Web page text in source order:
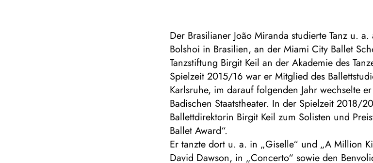
Der Brasilianer João Miranda studierte Tanz u.
Bolshoi in Brasilien, an der Miami City Ballet
Tanzstiftung Birgit Keil an der Akademie des
Spielzeit 2015/16 war er Mitglied des
Karlsruhe, im darauf folgenden Jahr wechselte
Badischen Staatstheater. In der Spielzeit 2018/
Ballettdirektorin Birgit Keil zum Solisten und
Ballet Award“.
Er tanzte dort u. a. in „Giselle“ und „A Million
David Dawson, in „Concerto“ sowie den